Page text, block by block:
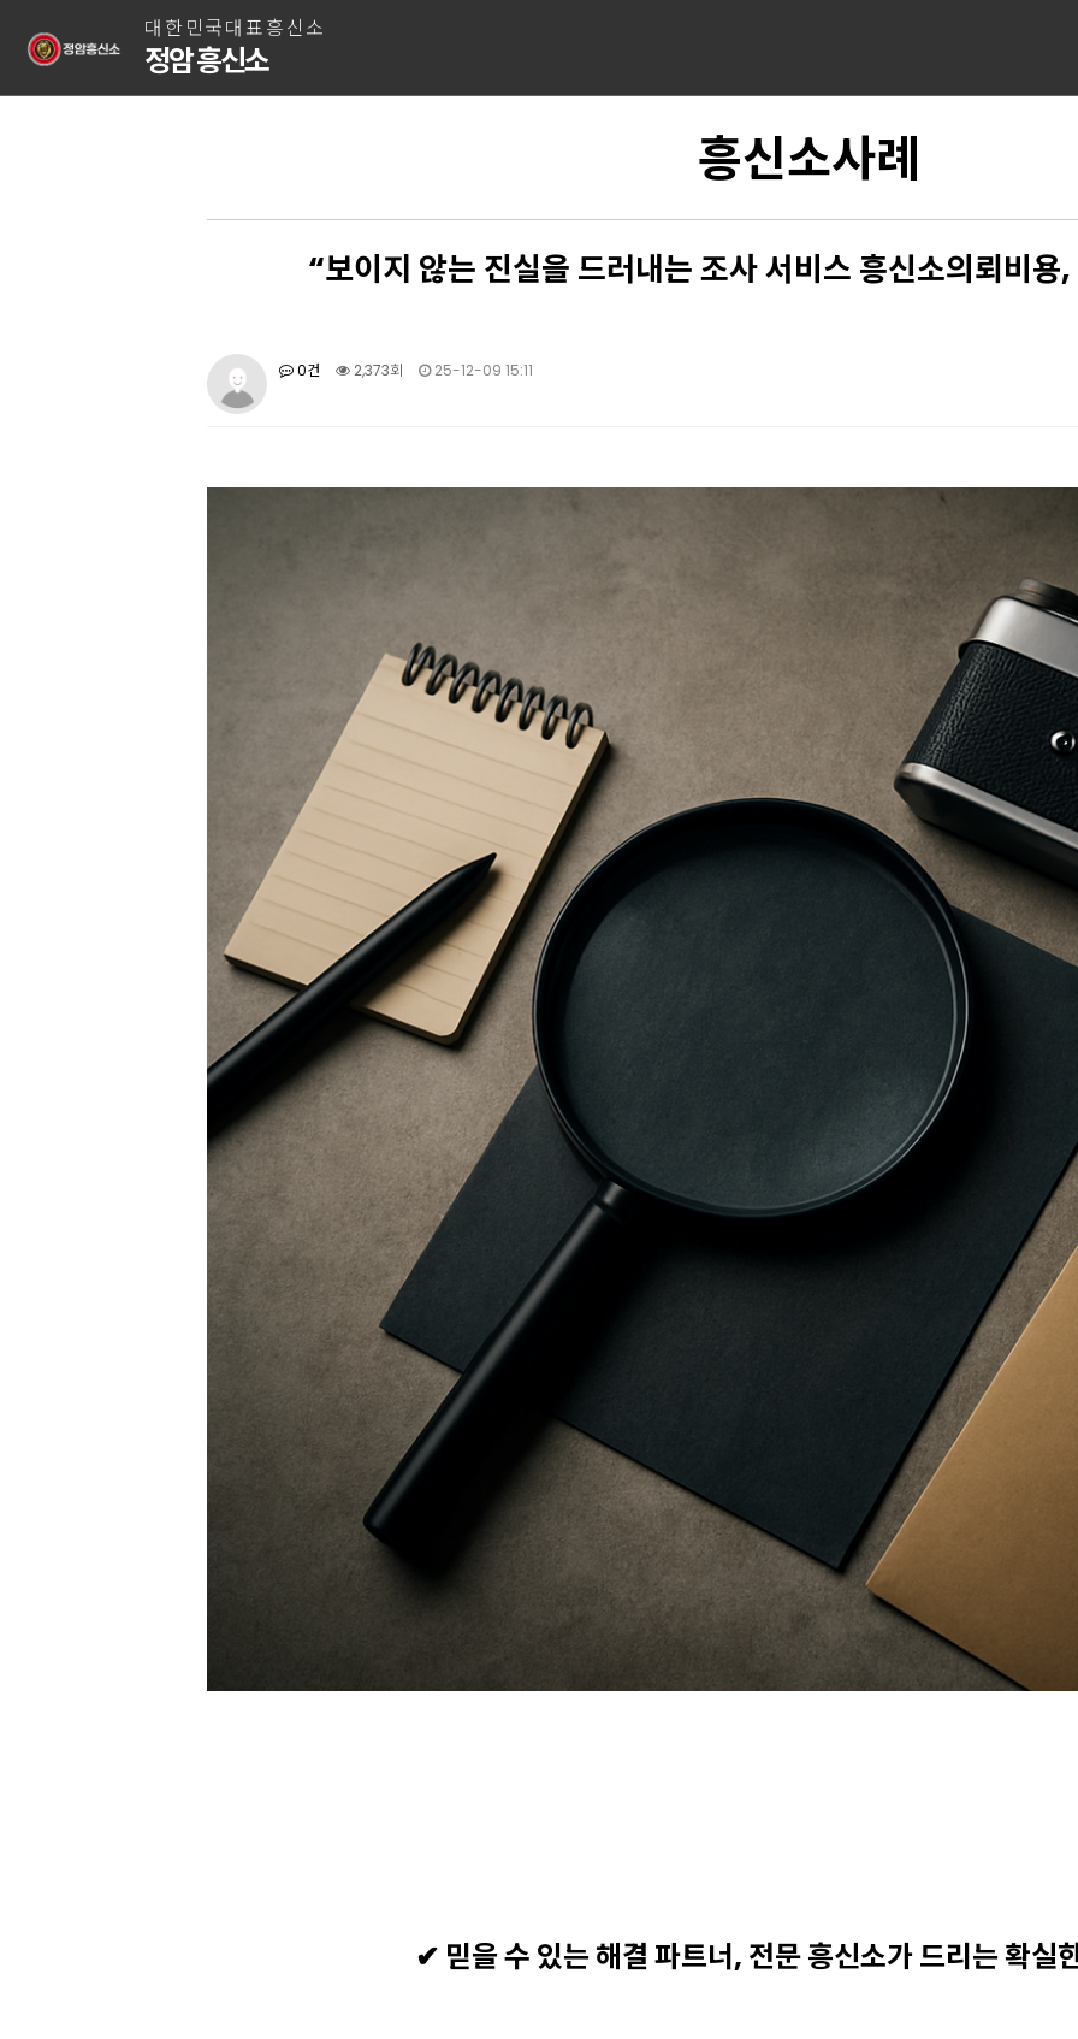
대한민국대표흥신소
정암 흥신소
흥신소사례
“보이지 않는 진실을 드러내는 조사 서비스 흥신소의뢰비용
0건 2,373회 25-12-09 15:11
✔ 믿을 수 있는 해결 파트너, 전문 흥신소가 드리는 확실